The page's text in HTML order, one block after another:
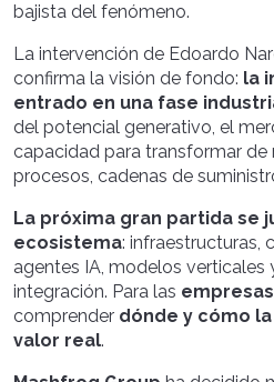
bajista del fenómeno.
La intervención de Edoardo
confirma la visión de fondo: la
entrado en una fase
del potencial generativo, el
capacidad para transformar de
procesos, cadenas de
La próxima gran partida se
ecosistema: infraestructuras,
agentes IA, modelos verticales
integración. Para las empresas
comprender dónde y cómo
valor real.